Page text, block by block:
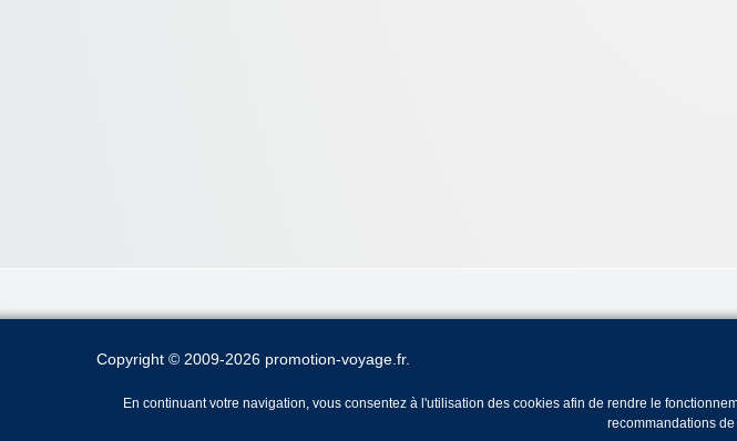
Copyright © 2009-2026 promotion-voyage.fr.
En continuant votre navigation, vous consentez à l'utilisation des cookies afin de rendre le
recommandations de